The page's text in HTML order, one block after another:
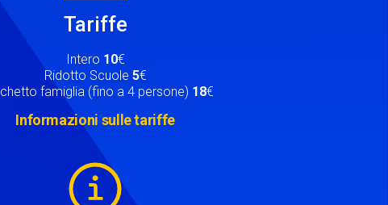
Tariffe
Intero 10€
Ridotto Scuole 5€
famiglia (fino a 4 persone) 18€
Informazioni sulle tariffe